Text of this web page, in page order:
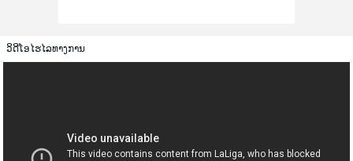
ວິດີໂອໄຮໄລທາງການ